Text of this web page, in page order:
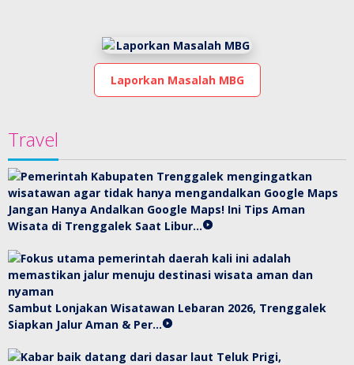
Laporkan Masalah MBG
Travel
Jangan Hanya Andalkan Google Maps! Ini Tips Aman
Wisata di Trenggalek Saat Libur…
Sambut Lonjakan Wisatawan Lebaran 2026, Trenggalek
Siapkan Jalur Aman & Per…